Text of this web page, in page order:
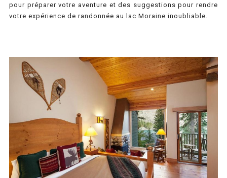
pour préparer votre aventure et des suggestions pour rendre
votre expérience de randonnée au lac Moraine inoubliable.